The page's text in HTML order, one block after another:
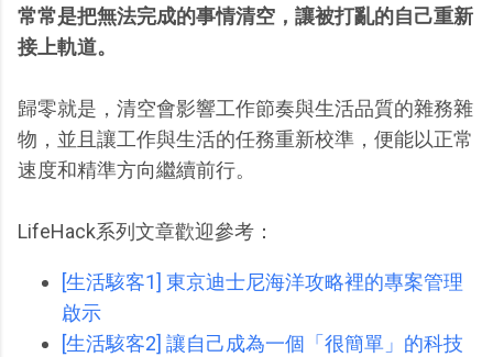
常常是把無法完成的事情清空，讓被打亂的自己重新
接上軌道。
歸零就是，清空會影響工作節奏與生活品質的雜務雜
物，並且讓工作與生活的任務重新校準，便能以正常
速度和精準方向繼續前行。
LifeHack系列文章歡迎參考：
[生活駭客1] 東京迪士尼海洋攻略裡的專案管理
啟示
[生活駭客2] 讓自己成為一個「很簡單」的科技